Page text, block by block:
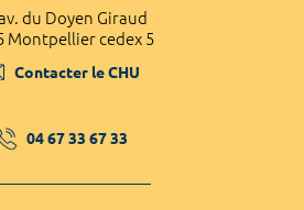
du Doyen Giraud
Montpellier cedex 5
Contacter le CHU
04 67 33 67 33